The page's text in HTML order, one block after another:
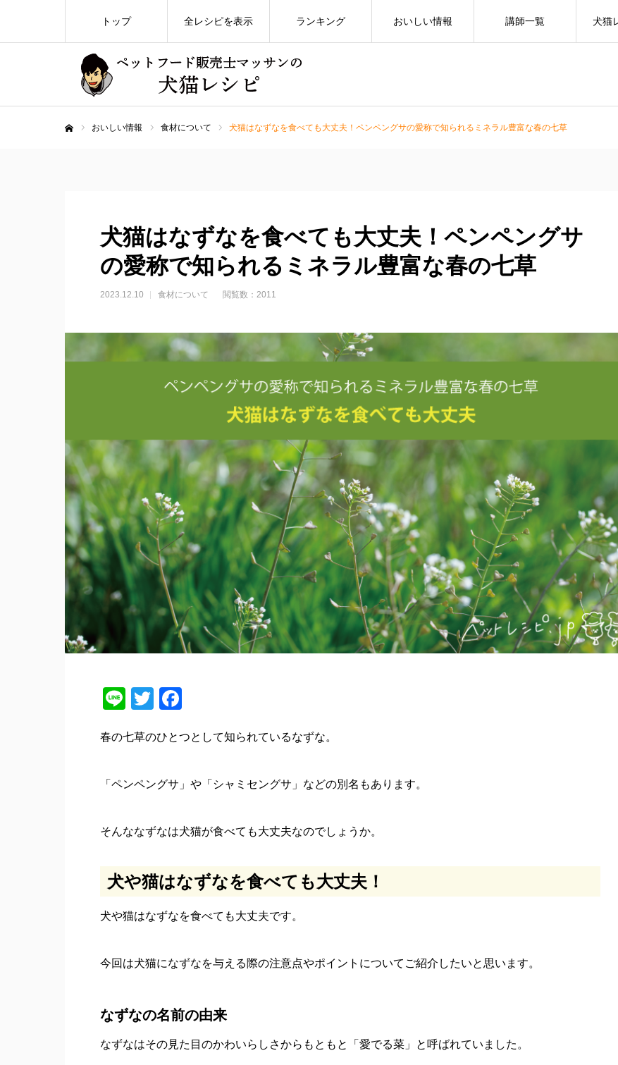
トップ 全レシピを表示 ランキング おいしい情報 講師一覧 犬猫
おいしい情報 食材について 犬猫はなずなを食べても大丈夫！ペンペングサの愛称で知られるミネラル豊富な春の七草
犬猫はなずなを食べても大丈夫！ペンペングサ
の愛称で知られるミネラル豊富な春の七草
2023.12.10 食材について 閲覧数：2011
LineTwitter
春の七草のひとつとして知られているなずな。
「ペンペングサ」や「シャミセングサ」などの別名もあります。
そんななずなは犬猫が食べても大丈夫なのでしょうか。
犬や猫はなずなを食べても大丈夫！
犬や猫はなずなを食べても大丈夫です。
今回は犬猫になずなを与える際の注意点やポイントについてご紹介したいと思います。
なずなの名前の由来
なずなはその見た目のかわいらしさからもともと「愛でる菜」と呼ばれていました。